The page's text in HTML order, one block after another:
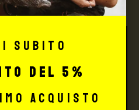
subito
del 5%
acquisto